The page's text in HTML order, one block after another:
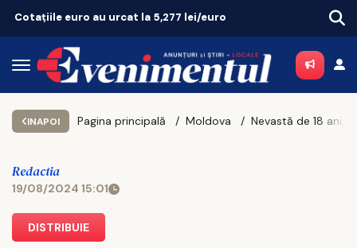
INAPOI Pagina principală Moldova
Redactia
19/08/2024 15:01
DISTRIBUIE